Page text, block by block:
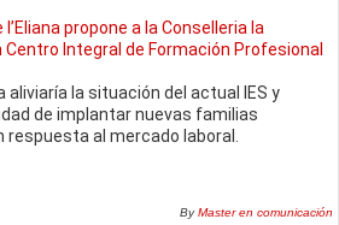
propone a la Conselleria la
Integral de Formación Profesional
aliviaría la situación del actual IES y
de implantar nuevas familias
al mercado laboral.
ByMaster en comunicación